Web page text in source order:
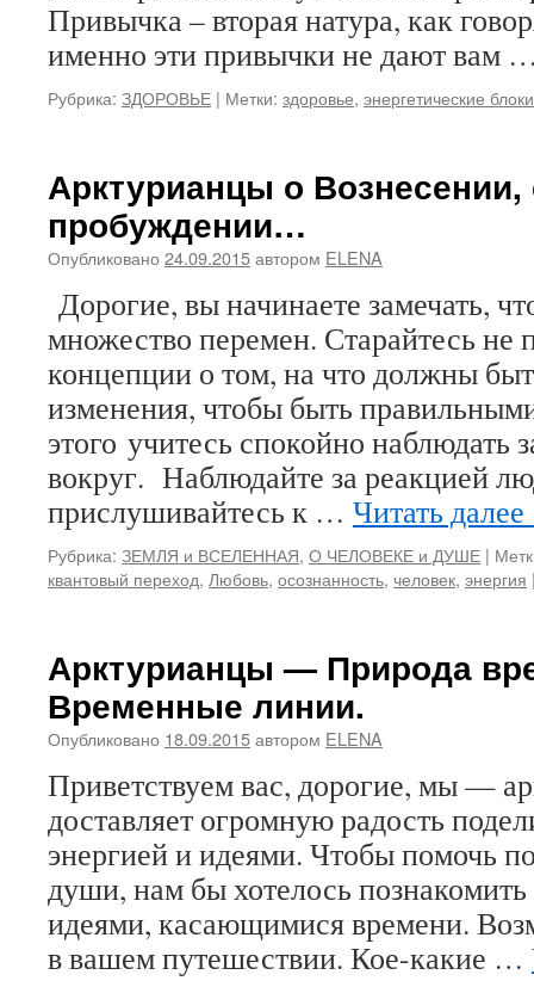
Привычка – вторая натура, как
именно эти привычки не дают вам
Рубрика: ЗДОРОВЬЕ | Метки: здоровье, энергетические блоки
Арктурианцы о Вознесении,
пробуждении…
Опубликовано 24.09.2015автором ELENA
Дорогие, вы начинаете замечать,
множество перемен. Старайтесь не
концепции о том, на что должны
изменения, чтобы быть
этого учитесь спокойно наблюдать
вокруг. Наблюдайте за реакцией
прислушивайтесь к … Читать далее
Рубрика: ЗЕМЛЯ и ВСЕЛЕННАЯ, О ЧЕЛОВЕКЕ и ДУШЕ |
квантовый переход, Любовь, осознанность, человек, энергия
Арктурианцы — Природа
Временные линии.
Опубликовано 18.09.2015автором ELENA
Приветствуем вас, дорогие, мы —
доставляет огромную радость
энергией и идеями. Чтобы помочь
души, нам бы хотелось
идеями, касающимися времени.
в вашем путешествии. Кое-какие …